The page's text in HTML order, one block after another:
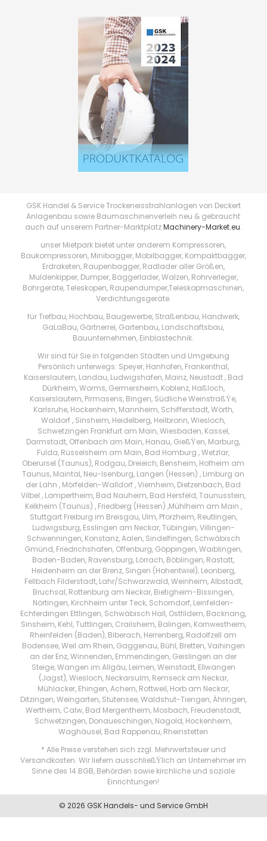
GSK Handel & Service Trockeneisstrahlanlagen von Deckert
Anlagenbau sowie Baumaschinenverleih neu & gebraucht
auch auf unserem Partner-MarktplatzMachinery-Market.eu.
unser Mietpark bietet unter anderem Kompressoren,
Baukompressoren, Minibagger, Mobilbagger, Kompaktbagger,
Erdraketen, Raupenbagger, Radlader aller Größen,
Muldenkipper, Dumper, Baggerlader, Walzen, Rohrverleger,
Bohrgeräte, Teleskopen, Raupendumper,Teleskopmaschinen,
Verdichtungsgeräte.
für Tiefbau, Hochbau, Baugewerbe, Straßenbau, Handwerk,
GaLaBau, Gärtnerrei, Gartenbau, Landschaftsbau,
Bauunternehmen, Einblastechnik.
Wir sind für Sie in folgenden Städten und Umgebung
Persönlich unterwegs: Speyer, Hanhofen, Frankenthal,
Kaiserslautern, Landau, Ludwigshafen, Mainz, Neustadt , Bad
Dürkheim, Worms, Germersheim, Koblenz, Haßloch,
Kaiserslautern, Pirmasens, Bingen, Südliche WeinstraßŸe,
Karlsruhe, Hockenheim, Mannheim, Schifferstadt, Wörth,
Waldorf , Sinsheim, Heidelberg, Heilbronn, Wiesloch,
Schwetzingen Frankfurt am Main, Wiesbaden, Kassel,
Darmstadt, Offenbach am Main, Hanau, GießŸen, Marburg,
Fulda, Rüsselsheim am Main, Bad Homburg , Wetzlar,
Oberursel (Taunus), Rodgau, Dreieich, Bensheim, Hofheim am
Taunus, Maintal, Neu-Isenburg, Langen (Hessen) , Limburg an
der Lahn , Mörfelden-Walldorf , Viernheim, Dietzenbach, Bad
Vilbel , Lampertheim, Bad Nauheim, Bad Hersfeld, Taunusstein,
Kelkheim (Taunus) , Friedberg (Hessen) ,Mühlheim am Main ,
Stuttgart Freiburg im Breisgau, Ulm, Pforzheim, Reutlingen,
Ludwigsburg, Esslingen am Neckar, Tübingen, Villingen-
Schwenningen, Konstanz, Aalen, Sindelfingen, Schwäbisch
Gmünd, Friedrichshafen, Offenburg, Göppingen, Waiblingen,
Baden-Baden, Ravensburg, Lörrach, Böblingen, Rastatt,
Heidenheim an der Brenz, Singen (Hohentwiel), Leonberg,
Fellbach Filderstadt, Lahr/Schwarzwald, Weinheim, Albstadt,
Bruchsal, Rottenburg am Neckar, Bietigheim-Bissingen,
Nörtingen, Kirchheim unter Teck, Schorndorf, Leinfelden-
Echterdingen Ettlingen, Schwäbisch Hall, Ostfildern, Backnang,
Sinsheim, Kehl, Tuttlingen, Crailsheim, Balingen, Kornwestheim,
Rheinfelden (Baden), Biberach, Herrenberg, Radolfzell am
Bodensee, Weil am Rhein, Gaggenau, Bühl, Bretten, Vaihingen
an der Enz, Winnenden, Emmendingen, Geislingen an der
Steige, Wangen im Allgäu, Leimen, Weinstadt, Ellwangen
(Jagst), Wiesloch, Neckarsulm, Remseck am Neckar,
Mühlacker, Ehingen, Achern, Rottweil, Horb am Neckar,
Ditzingen, Weingarten, Stutensee, Waldshut-Tiengen, Ähringen,
Wertheim, Calw, Bad Mergentheim, Mosbach, Freudenstadt,
Schwetzingen, Donaueschingen, Nagold, Hockenheim,
Waghäusel, Bad Rappenau, Rheinstetten
* Alle Preise verstehen sich zzgl. Mehrwertsteuer und
Versandkosten. Wir liefern ausschließŸlich an Unternehmer im
Sinne des 14 BGB, Behörden sowie kirchliche und soziale
Einrichtungen!
© 2026 GSK Handels- und Service GmbH